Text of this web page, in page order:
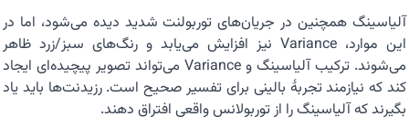
آلیاسینگ همچنین در جریان‌های توربولنت شدید دیده می‌شود، اما در
این موارد، Variance نیز افزایش می‌یابد و رنگ‌های سبز/زرد ظاهر
می‌شوند. ترکیب آلیاسینگ و Variance می‌تواند تصویر پیچیده‌ای ایجاد
کند که نیازمند تجربهٔ بالینی برای تفسیر صحیح است. رزیدنت‌ها باید یاد
بگیرند که آلیاسینگ را از توربولانس واقعی افتراق دهند.